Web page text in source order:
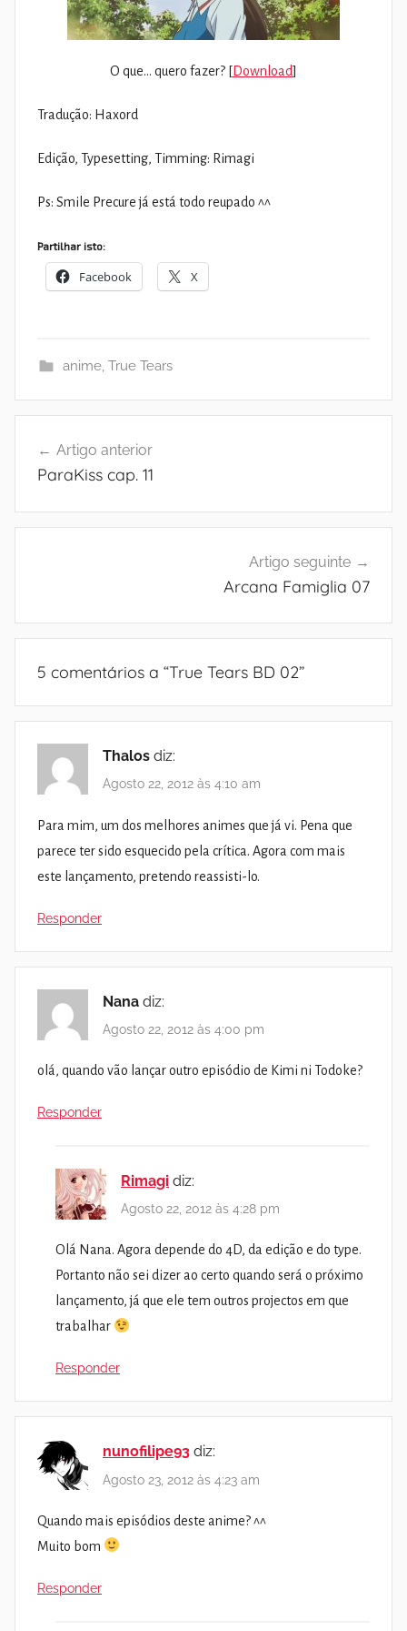
O que… quero fazer? [Download]
Tradução: Haxord
Edição, Typesetting, Timming: Rimagi
Ps: Smile Precure já está todo reupado ^^
Partilhar isto:
Facebook X
anime, True Tears
de
Artigo anterior
ParaKiss cap. 11
Artigo seguinte
Arcana Famiglia 07
5 comentários a “True Tears BD 02”
Thalos diz:
Agosto 22, 2012 às 4:10 am
Para mim, um dos melhores animes que já vi. Pena que
parece ter sido esquecido pela crítica. Agora com mais
este lançamento, pretendo reassisti-lo.
Responder
Nana diz:
Agosto 22, 2012 às 4:00 pm
olá, quando vão lançar outro episódio de Kimi ni Todoke?
Responder
Rimagi diz:
Agosto 22, 2012 às 4:28 pm
Olá Nana. Agora depende do 4D, da edição e do type.
Portanto não sei dizer ao certo quando será o próximo
lançamento, já que ele tem outros projectos em que
trabalhar
Responder
nunofilipe93 diz:
Agosto 23, 2012 às 4:23 am
Quando mais episódios deste anime? ^^
Muito bom
Responder